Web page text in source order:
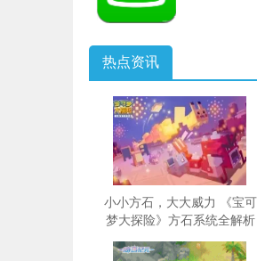
热点资讯
小小方石，大大威力 《宝可
梦大探险》方石系统全解析